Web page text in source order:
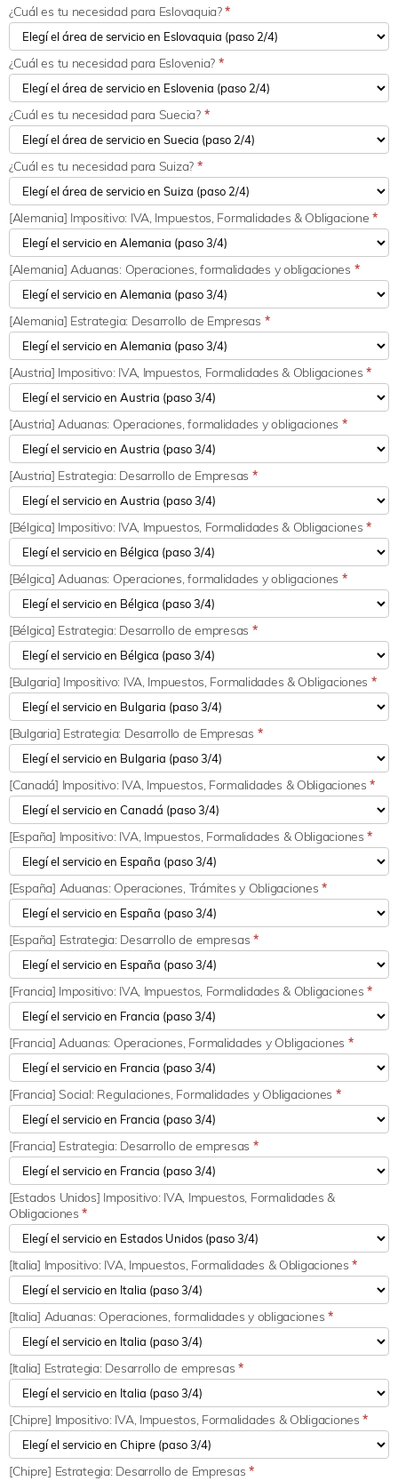
¿Cuál es tu necesidad para Eslovaquia?*
¿Cuál es tu necesidad para Eslovenia? *
¿Cuál es tu necesidad para Suecia? *
¿Cuál es tu necesidad para Suiza? *
[Alemania] Impositivo: IVA, Impuestos, Formalidades & Obligacione*
[Alemania] Aduanas: Operaciones, formalidades y obligaciones *
[Alemania] Estrategia: Desarrollo de Empresas *
[Austria] Impositivo: IVA, Impuestos, Formalidades & Obligaciones*
[Austria] Aduanas: Operaciones, formalidades y obligaciones *
[Austria] Estrategia: Desarrollo de Empresas *
[Bélgica] Impositivo: IVA, Impuestos, Formalidades & Obligaciones*
[Bélgica] Aduanas: Operaciones, formalidades y obligaciones *
[Bélgica] Estrategia: Desarrollo de empresas *
[Bulgaria] Impositivo: IVA, Impuestos, Formalidades & Obligaciones *
[Bulgaria] Estrategia: Desarrollo de Empresas *
[Canadá] Impositivo: IVA, Impuestos, Formalidades & Obligaciones*
[España] Impositivo: IVA, Impuestos, Formalidades & Obligaciones*
[España] Aduanas: Operaciones, Trámites y Obligaciones*
[España] Estrategia: Desarrollo de empresas*
[Francia] Impositivo: IVA, Impuestos, Formalidades & Obligaciones*
[Francia] Aduanas: Operaciones, Formalidades y Obligaciones *
[Francia] Social: Regulaciones, Formalidades y Obligaciones *
[Francia] Estrategia: Desarrollo de empresas *
[Estados Unidos] Impositivo: IVA, Impuestos, Formalidades &
Obligaciones*
[Italia] Impositivo: IVA, Impuestos, Formalidades & Obligaciones*
[Italia] Aduanas: Operaciones, formalidades y obligaciones*
[Italia] Estrategia: Desarrollo de empresas*
[Chipre] Impositivo: IVA, Impuestos, Formalidades & Obligaciones*
[Chipre] Estrategia: Desarrollo de Empresas*